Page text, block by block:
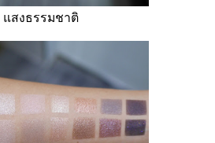
แสงธรรมชาติ